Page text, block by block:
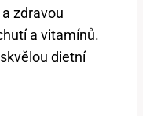
a zdravou
a vitamínů.
dietní